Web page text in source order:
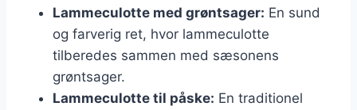
Lammeculotte med grøntsager: En sund
og farverig ret, hvor lammeculotte
tilberedes sammen med sæsonens
grøntsager.
Lammeculotte til påske: En traditionel